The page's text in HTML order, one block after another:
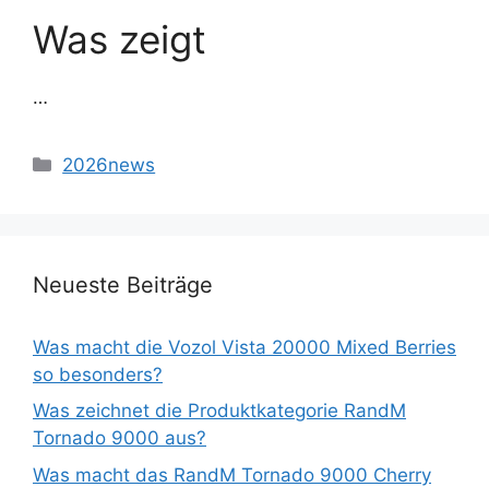
Was zeigt
…
2026news
Neueste Beiträge
Was macht die Vozol Vista 20000 Mixed Berries
so besonders?
Was zeichnet die Produktkategorie RandM
Tornado 9000 aus?
Was macht das RandM Tornado 9000 Cherry